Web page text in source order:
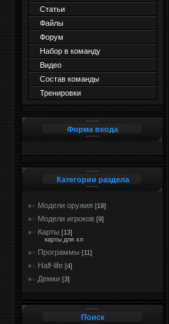
Статьи
Файлы
Форум
Набор в команду
Видео
Состав команды
Тренировки
Форма входа
Категории раздела
Модели оружия [19]
Модели игроков [9]
Карты [13]
карты для хл
Программы [11]
Half-life [4]
Демки [3]
Поиск